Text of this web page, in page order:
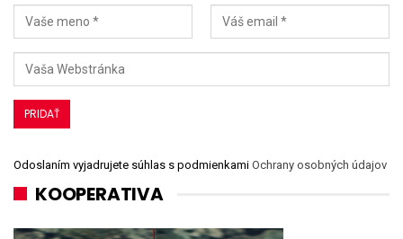
Odoslaním vyjadrujete súhlas s podmienkami Ochrany osobných údajov
KOOPERATIVA